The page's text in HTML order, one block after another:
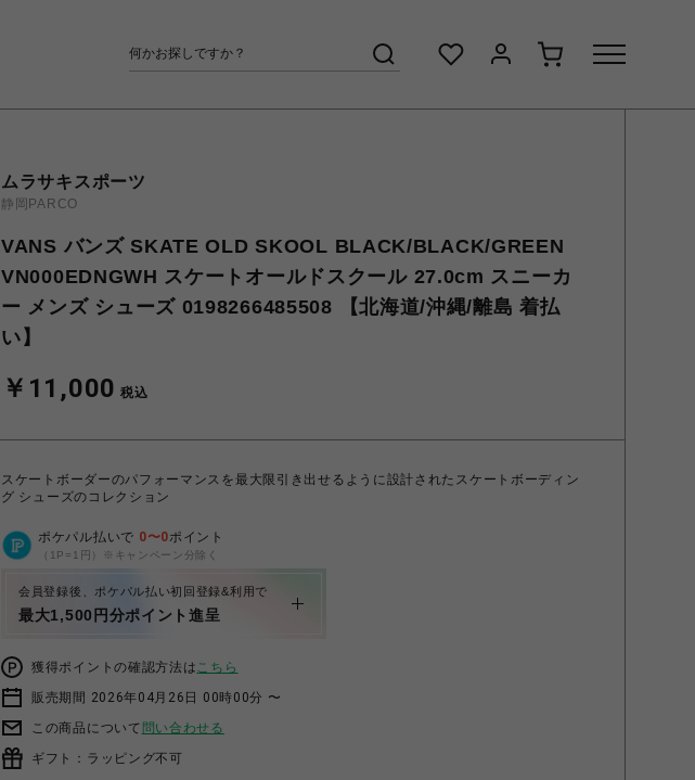
ムラサキスポーツ
静岡PARCO
VANS バンズ SKATE OLD SKOOL BLACK/BLACK/GREEN
VN000EDNGWH スケートオールドスクール 27.0cm スニーカ
ー メンズ シューズ 0198266485508 【北海道/沖縄/離島 着払
い】
￥11,000 税込
スケートボーダーのパフォーマンスを最大限引き出せるように設計されたスケートボーディン
グ シューズのコレクション
ポケパル払いで 0〜0ポイント
（1P=1円）※キャンペーン分除く
会員登録後、ポケパル払い初回登録&利用で
最大1,500円分ポイント進呈
獲得ポイントの確認方法はこちら
販売期間 2026年04月26日 00時00分 〜
この商品について 問い合わせる
ギフト：ラッピング不可